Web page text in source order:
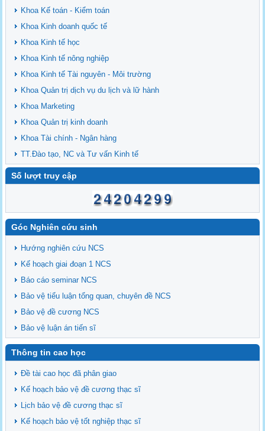
Khoa Kế toán - Kiểm toán
Khoa Kinh doanh quốc tế
Khoa Kinh tế học
Khoa Kinh tế nông nghiệp
Khoa Kinh tế Tài nguyên - Môi trường
Khoa Quản trị dịch vụ du lịch và lữ hành
Khoa Marketing
Khoa Quản trị kinh doanh
Khoa Tài chính - Ngân hàng
TT.Đào tạo, NC và Tư vấn Kinh tế
Số lượt truy cập
Góc Nghiên cứu sinh
Hướng nghiên cứu NCS
Kế hoạch giai đoạn 1 NCS
Báo cáo seminar NCS
Bảo vệ tiểu luận tổng quan, chuyên đề NCS
Bảo vệ đề cương NCS
Bảo vệ luận án tiến sĩ
Thông tin cao học
Đề tài cao học đã phân giao
Kế hoạch bảo vệ đề cương thạc sĩ
Lịch bảo vệ đề cương thạc sĩ
Kế hoạch bảo vệ tốt nghiệp thạc sĩ